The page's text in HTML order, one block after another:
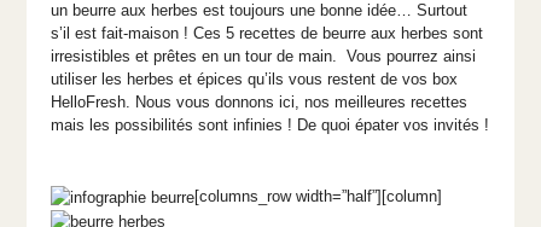
un beurre aux herbes est toujours une bonne idée… Surtout
s’il est fait-maison ! Ces 5 recettes de beurre aux herbes sont
irresistibles et prêtes en un tour de main. Vous pourrez ainsi
utiliser les herbes et épices qu’ils vous restent de vos box
HelloFresh. Nous vous donnons ici, nos meilleures recettes
mais les possibilités sont infinies ! De quoi épater vos invités !
[columns_row width=”half”][column]